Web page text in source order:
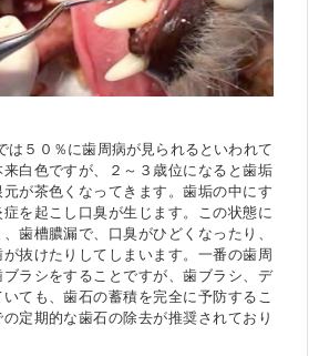
は５０％に歯周病が見られるといわれて
白色ですが、２～３歳位になると歯垢
が茶色くなってきます。歯垢の中にす
を起こし口臭が生じます。この状態に
歯槽膿漏で、口臭がひどくなったり、
抜けたりしてしまいます。一番の歯周
ラシをすることですが、歯ブラシ、デ
ても、歯石の蓄積を完全に予防するこ
定期的な歯石の除去が推奨されており